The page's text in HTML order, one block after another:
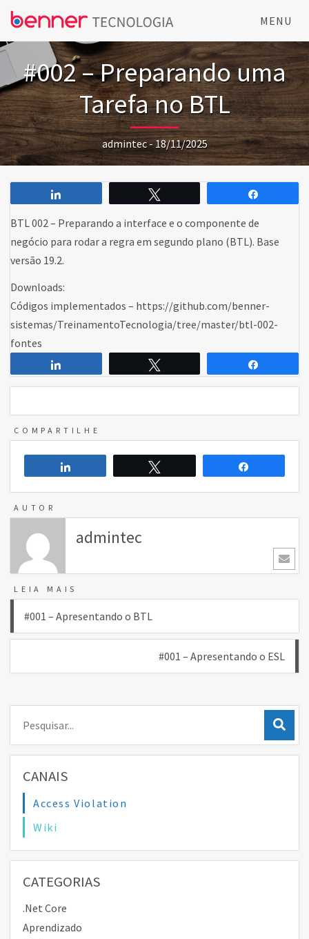
MENU
#002 – Preparando uma
Tarefa no BTL
admintec - 18/11/2025
BTL 002 – Preparando a interface e o componente de
negócio para rodar a regra em segundo plano (BTL). Base
versão 19.2.
Downloads:
Códigos implementados – https://github.com/benner-
sistemas/TreinamentoTecnologia/tree/master/btl-002-
fontes
COMPARTILHE
AUTOR
admintec
LEIA MAIS
Navegação
de
#001 – Apresentando o BTL
#001 – Apresentando o ESL
CANAIS
Access Violation
Wiki
CATEGORIAS
.Net Core
Aprendizado